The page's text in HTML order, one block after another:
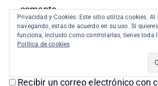
comente.
Recibir un correo electrónico con
Recibir un correo electrónico con
Privacidad y Cookies: Este sitio utiliza cookies.
navegando, estas de acuerdo en su uso. Si
funciona, incluido como controlarlas, tienes toda
Política de cookies